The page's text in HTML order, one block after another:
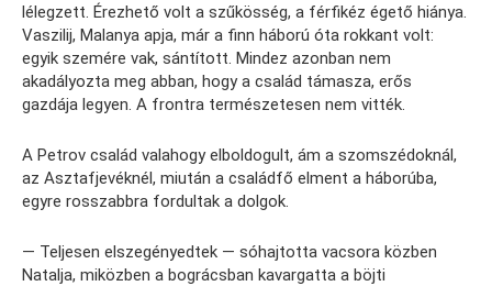
lélegzett. Érezhető volt a szűkösség, a férfikéz égető hiánya.
Vaszilij, Malanya apja, már a finn háború óta rokkant volt:
egyik szemére vak, sántított. Mindez azonban nem
akadályozta meg abban, hogy a család támasza, erős
gazdája legyen. A frontra természetesen nem vitték.
A Petrov család valahogy elboldogult, ám a szomszédoknál,
az Asztafjevéknél, miután a családfő elment a háborúba,
egyre rosszabbra fordultak a dolgok.
— Teljesen elszegényedtek — sóhajtotta vacsora közben
Natalja, miközben a bográcsban kavargatta a böjti